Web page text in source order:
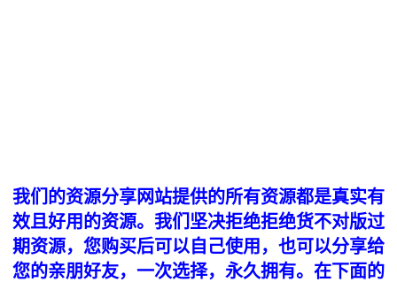
我们的资源分享网站提供的所有资源都是真实有
效且好用的资源。我们坚决拒绝拒绝货不对版过
期资源，您购买后可以自己使用，也可以分享给
您的亲朋好友，一次选择，永久拥有。在下面的